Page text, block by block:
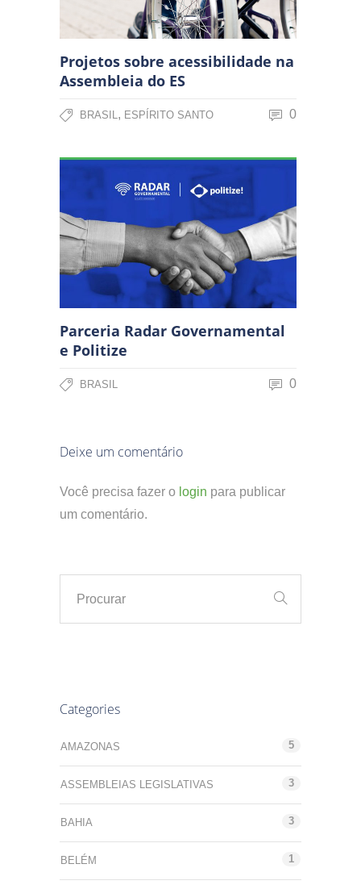
Projetos sobre acessibilidade na
Assembleia do ES
BRASIL , ESPÍRITO SANTO 0
Parceria Radar Governamental
e Politize
BRASIL 0
Deixe um comentário
Você precisa fazer o login para publicar
um comentário.
Categories
AMAZONAS 5
ASSEMBLEIAS LEGISLATIVAS 3
BAHIA 3
BELÉM 1